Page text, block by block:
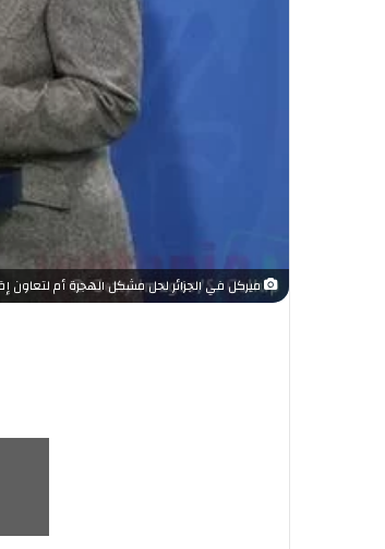
ميركل في الجزائر لحل مشكل الهجرة أم لتعاون